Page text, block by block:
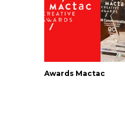
Awards Mactac